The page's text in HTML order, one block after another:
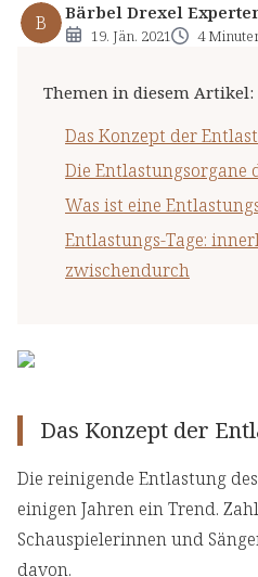
B Bärbel Drexel
19. Jän. 2021 4
Themen in diesem Artikel:
Das Konzept der
Die Entlastungsorgane
Was ist eine
Entlastungs-Tage:
zwischendurch
Das Konzept der
Die reinigende Entlastung
einigen Jahren ein Trend.
Schauspielerinnen und
davon.